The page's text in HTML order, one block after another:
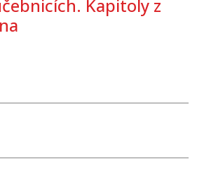
Kapitoly z